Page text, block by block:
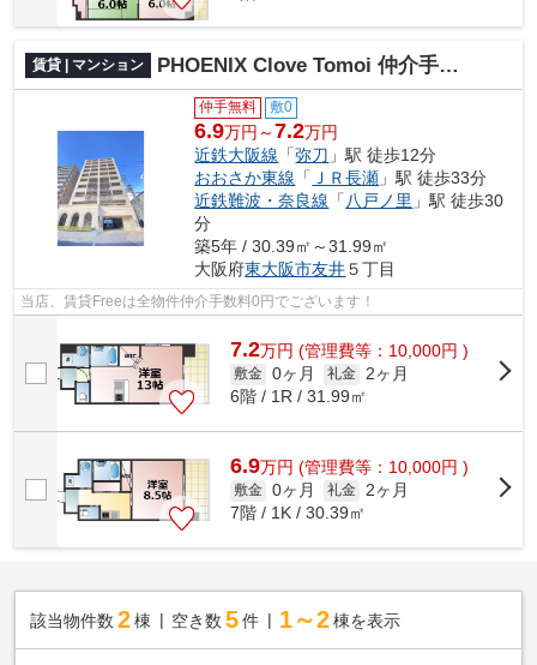
賃貸 | マンション PHOENIX Clove Tomoi 仲介手数料無料
仲手無料 敷0
6.9万円～7.2万円
近鉄大阪線 「弥刀 」駅 徒歩12分
おおさか東線 「 ＪＲ長瀬 」駅 徒歩33分
近鉄難波・奈良線 「 八戸ノ里 」駅 徒歩30
分
築5年 / 30.39㎡～31.99㎡
大阪府東大阪市友井５丁目
当店、賃貸Freeは全物件仲介手数料0円でございます！
7.2万円 (管理費等：10,000円 )
敷金 0ヶ月 礼金 2ヶ月
6階 / 1R / 31.99㎡
6.9万円 (管理費等：10,000円 )
敷金 0ヶ月 礼金 2ヶ月
7階 / 1K / 30.39㎡
該当物件数 2棟 空き数 5 件 1～2 棟を表示